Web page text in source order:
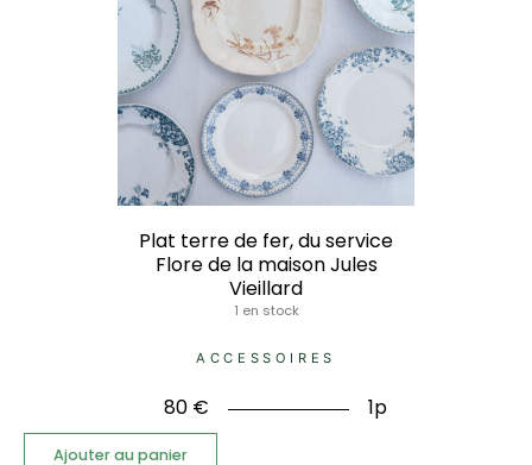
Plat terre de fer, du service
Flore de la maison Jules
Vieillard
1 en stock
ACCESSOIRES
80 € 1p
Ajouter au panier